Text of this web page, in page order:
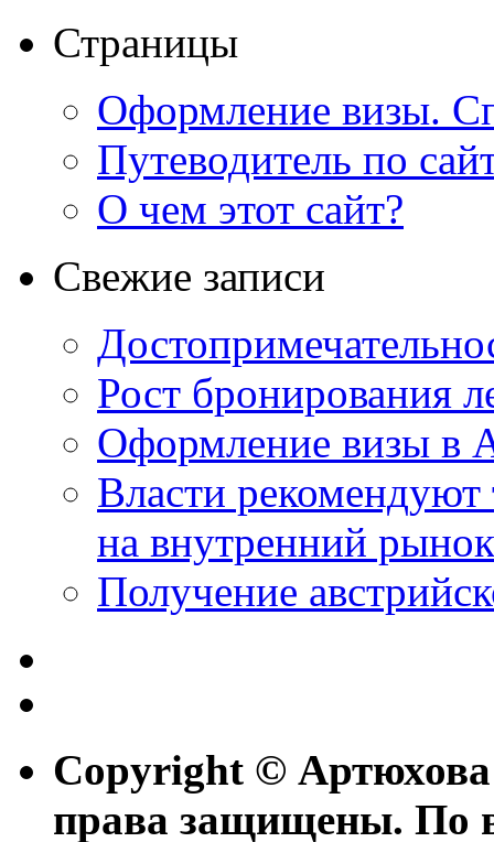
Страницы
Оформление визы.
Путеводитель по
О чем этот сайт?
Свежие записи
Рост бронирования
Оформление визы в
Власти
на внутренний рынок
Получение
Copyright © Артюхова
права защищены. По